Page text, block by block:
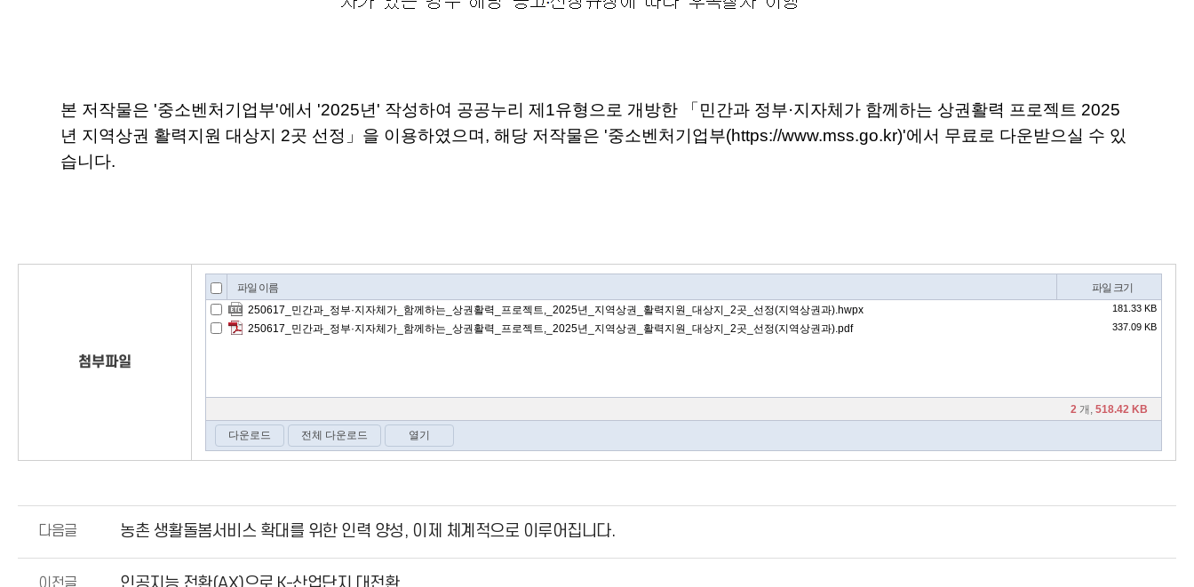
첨부파일
다음글 농촌 생활돌봄서비스 확대를 위한 인력 양성, 이제 체계적으로 이루어집니다.
이전글